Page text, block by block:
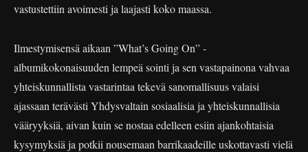
vastustettiin avoimesti ja laajasti koko maassa.
Ilmestymisensä aikaan ”What’s Going On” -
albumikokonaisuuden lempeä sointi ja sen vastapainona vahvaa
yhteiskunnallista vastarintaa tekevä sanomallisuus valaisi
ajassaan terävästi Yhdysvaltain sosiaalisia ja yhteiskunnallisia
vääryyksiä, aivan kuin se nostaa edelleen esiin ajankohtaisia
kysymyksiä ja potkii nousemaan barrikaadeille uskottavasti vielä